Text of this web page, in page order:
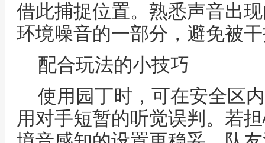
借此捕捉位置。熟悉声音出
环境噪音的一部分，避免被
配合玩法的小技巧
使用园丁时，可在安全区
用对手短暂的听觉误判。若